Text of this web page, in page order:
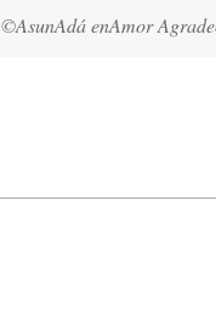
©AsunAdá enAmor